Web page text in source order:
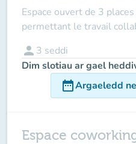
Espace ouvert de 3
permettant le travail
person 3 seddi
Dim slotiau ar gael
date_rangeArgaeledd
Espace